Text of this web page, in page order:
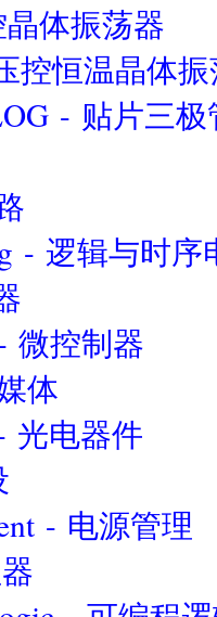
体振荡器
控恒温晶体
- 贴片三
- 逻辑与时序
微控制器
体
光电器件
- 电源管理